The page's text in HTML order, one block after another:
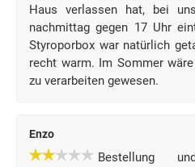
Haus verlassen hat, bei
nachmittag gegen 17 Uhr
Styroporbox war natürlich
recht warm. Im Sommer
zu verarbeiten gewesen.
Enzo
Bestellung